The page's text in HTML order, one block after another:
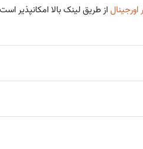
از طریق لینک بالا امکانپذیر